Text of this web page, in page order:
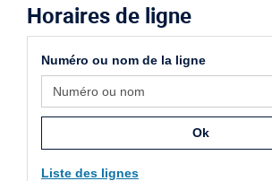
Horaires de ligne
Numéro ou nom de la ligne
Ok
Liste des lignes